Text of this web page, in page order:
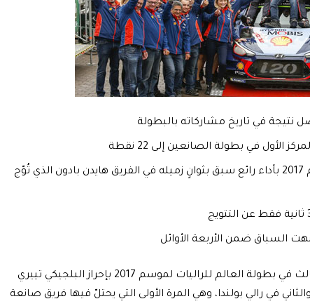
نتيجة في تاريخ مشاركاته بالبطولة
في بطولة الصانعين إلى 22 نقطة
تييري نوفيل أحرز فوزه الثالث في موسم 2017 بأداء رائع سبق بثوانٍ زميله في الفريق هايدن بادون الذي تُوّج
حقّق فريق هيونداي موتورسبورت فوزه الثالث في بطولة العالم للراليات لموسم 2017 بإحراز البلجيكي تييري
في رالي بولندا، وهي المرة الأولى التي يحتلّ فيها فريق صانعة